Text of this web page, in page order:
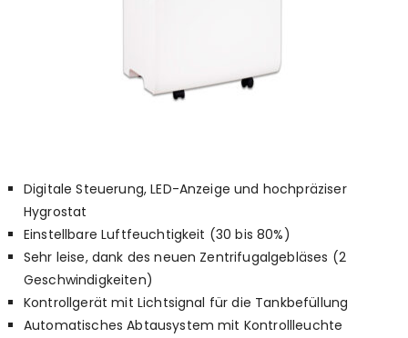
Digitale Steuerung, LED-Anzeige und hochpräziser
Hygrostat
Einstellbare Luftfeuchtigkeit (30 bis 80%)
Sehr leise, dank des neuen Zentrifugalgebläses (2
Geschwindigkeiten)
Kontrollgerät mit Lichtsignal für die Tankbefüllung
Automatisches Abtausystem mit Kontrollleuchte